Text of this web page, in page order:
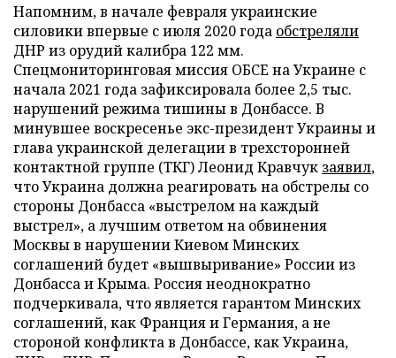
Напомним, в начале февраля украинские
силовики впервые с июля 2020 года обстреляли
ДНР из орудий калибра 122 мм.
Спецмониторинговая миссия ОБСЕ на Украине с
начала 2021 года зафиксировала более 2,5 тыс.
нарушений режима тишины в Донбассе. В
минувшее воскресенье экс-президент Украины и
глава украинской делегации в трехсторонней
контактной группе (ТКГ) Леонид Кравчук заявил,
что Украина должна реагировать на обстрелы со
стороны Донбасса «выстрелом на каждый
выстрел», а лучшим ответом на обвинения
Москвы в нарушении Киевом Минских
соглашений будет «вышвыривание» России из
Донбасса и Крыма. Россия неоднократно
подчеркивала, что является гарантом Минских
соглашений, как Франция и Германия, а не
стороной конфликта в Донбассе, как Украина,